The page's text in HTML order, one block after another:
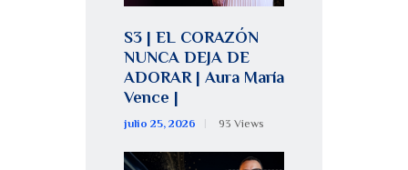
S3 | EL CORAZÓN
NUNCA DEJA DE
ADORAR | Aura María
Vence |
julio 25, 2026 93 Views